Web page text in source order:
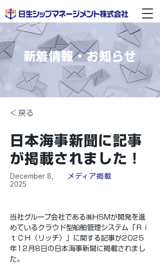
新着情報・お知らせ
< 戻る
日本海事新聞に記事
が掲載されました！
December 8,
2025
メディア掲載
当社グループ会社である㈱HSMが開発を進
めているクラウド型船舶管理システム「Ｒｉ
ｔＣＨ（リッチ）」に関する記事が2025
年12月8日の日本海事新聞に掲載されまし
た。